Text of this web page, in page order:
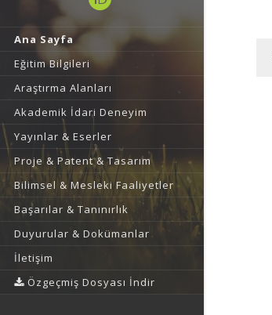
Ana Sayfa
Eğitim Bilgileri
Araştırma Alanları
Akademik İdari Deneyim
Yayınlar & Eserler
Proje & Patent & Tasarım
Bilimsel & Mesleki Faaliyetler
Başarılar & Tanınırlık
Duyurular & Dokümanlar
İletişim
Özgeçmiş Dosyası İndir